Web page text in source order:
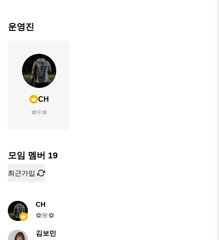
운영진
CH
⚽️🌸⚽️
모임 멤버 19
최근가입
CH
⚽️🌸⚽️
김보민